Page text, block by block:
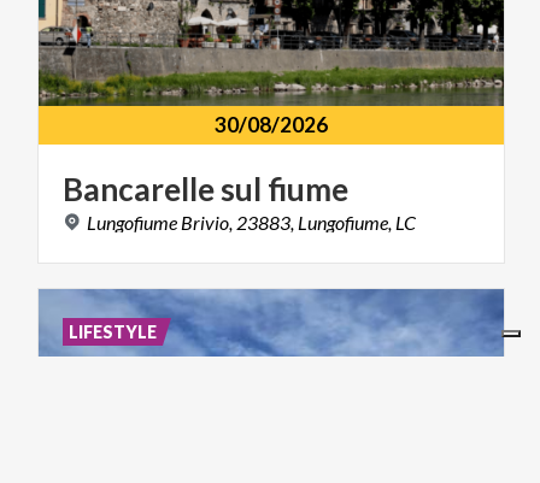
30/08/2026
Bancarellesul fiume
Lungofiume Brivio, 23883, Lungofiume, LC
LIFESTYLE